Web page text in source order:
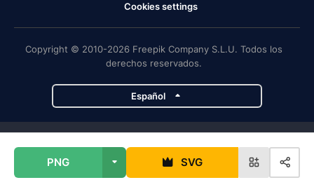
PNG SVG
Cookies settings
Copyright © 2010-2026 Freepik Company S.L.U. Todos los
derechos reservados.
Español